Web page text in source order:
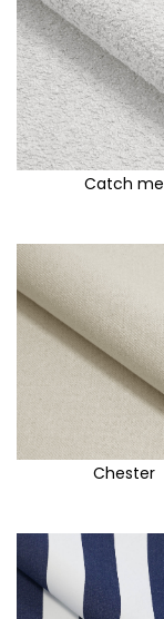
Catch me
Chester